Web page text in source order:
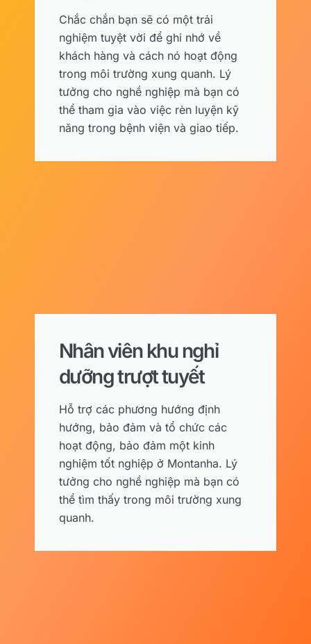
Chắc chắn bạn sẽ có một trải
nghiệm tuyệt vời để ghi nhớ về
khách hàng và cách nó hoạt động
trong môi trường xung quanh. Lý
tưởng cho nghề nghiệp mà bạn có
thể tham gia vào việc rèn luyện kỹ
năng trong bệnh viện và giao tiếp.
Nhân viên khu nghỉ
dưỡng trượt tuyết
Hỗ trợ các phương hướng định
hướng, bảo đảm và tổ chức các
hoạt động, bảo đảm một kinh
nghiệm tốt nghiệp ở Montanha. Lý
tưởng cho nghề nghiệp mà bạn có
thể tìm thấy trong môi trường xung
quanh.